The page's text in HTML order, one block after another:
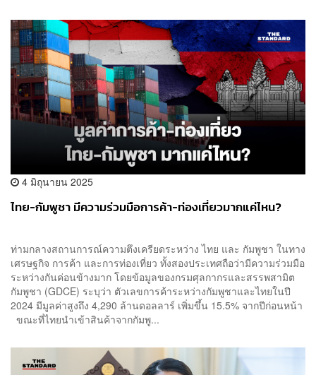
4 มิถุนายน 2025
ไทย-กัมพูชา มีความร่วมมือการค้า-ท่องเที่ยวมากแค่ไหน?
ท่ามกลางสถานการณ์ความตึงเครียดระหว่าง ไทย และ กัมพูชา ในทาง
เศรษฐกิจ การค้า และการท่องเที่ยว ทั้งสองประเทศถือว่ามีความร่วมมือ
ระหว่างกันค่อนข้างมาก โดยข้อมูลของกรมศุลกากรและสรรพสามิต
กัมพูชา (GDCE) ระบุว่า ตัวเลขการค้าระหว่างกัมพูชาและไทยในปี
2024 มีมูลค่าสูงถึง 4,290 ล้านดอลลาร์ เพิ่มขึ้น 15.5% จากปีก่อนหน้า
ขณะที่ไทยนำเข้าสินค้าจากกัมพู...